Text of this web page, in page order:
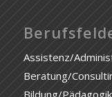
Assistenz/
Beratung/